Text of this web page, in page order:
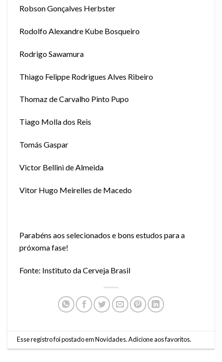
Robson Gonçalves Herbster
Rodolfo Alexandre Kube Bosqueiro
Rodrigo Sawamura
Thiago Felippe Rodrigues Alves Ribeiro
Thomaz de Carvalho Pinto Pupo
Tiago Molla dos Reis
Tomás Gaspar
Victor Bellini de Almeida
Vitor Hugo Meirelles de Macedo
Parabéns aos selecionados e bons estudos para a
próxoma fase!
Fonte: Instituto da Cerveja Brasil
Esse registro foi postado emNovidades.Adicione aos favoritos.